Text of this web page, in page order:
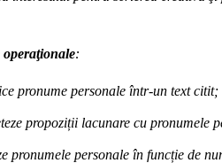
operaţionale:
pronume personale într-un text citit;
propoziții lacunare cu pronumele
pronumele personale în funcție de